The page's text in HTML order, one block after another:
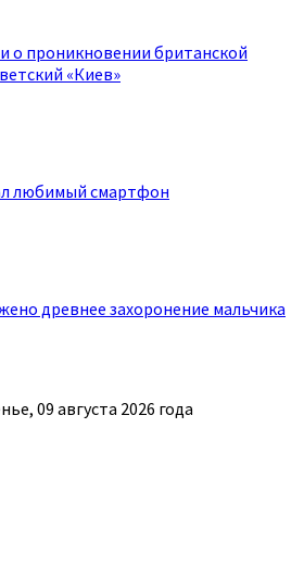
о проникновении британской
«Киев»
любимый смартфон
древнее захоронение мальчика
09 августа 2026 года